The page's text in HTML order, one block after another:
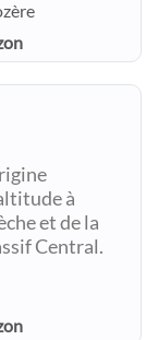
à
et de la
Central.